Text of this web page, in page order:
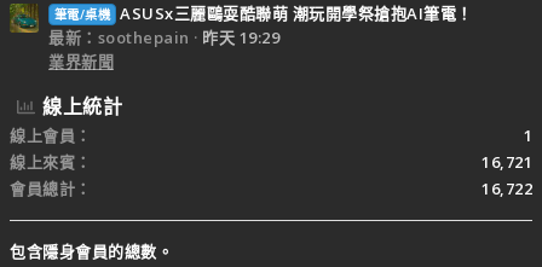
筆電/桌機 ASUSx三麗鷗耍酷聯萌 潮玩開學祭搶抱AI筆電！
最新：soothepain
昨天 19:29
業界新聞
線上統計
線上會員
1
線上來賓
16,721
會員總計
16,722
包含隱身會員的總數。